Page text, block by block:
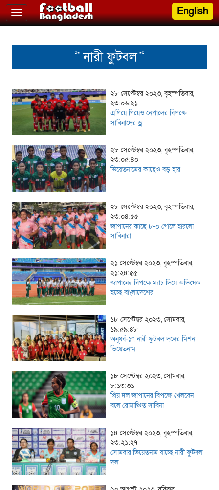
Toggle
navigation
English
>> নারী ফুটবল <<
২৮ সেপ্টেম্বর ২০২৩, বৃহস্পতিবার,
২৩:০৬:২১
এগিয়ে গিয়েও নেপালের বিপক্ষে
সাবিনাদের ড্র
২৮ সেপ্টেম্বর ২০২৩, বৃহস্পতিবার,
২৩:০৫:৪০
ভিয়েতনামের কাছেও বড় হার
২৮ সেপ্টেম্বর ২০২৩, বৃহস্পতিবার,
২৩:০৪:৫৫
জাপানের কাছে ৮-০ গোলে হারলো
সাবিনারা
২১ সেপ্টেম্বর ২০২৩, বৃহস্পতিবার,
২১:২৪:৫৫
জাপানের বিপক্ষে ম্যাচ দিয়ে অভিষেক
হচ্ছে বাংলাদেশের
১৮ সেপ্টেম্বর ২০২৩, সোমবার,
১৯:৫৯:৪৮
অনূর্ধ্ব-১৭ নারী ফুটবল দলের মিশন
ভিয়েতনাম
১৮ সেপ্টেম্বর ২০২৩, সোমবার,
৮:১৩:৩১
প্রিয় দল জাপানের বিপক্ষে খেলবেন
বলে রোমাঞ্চিত সাবিনা
১৪ সেপ্টেম্বর ২০২৩, বৃহস্পতিবার,
২৩:২১:২৭
সোমবার ভিয়েতনাম যাচ্ছে নারী ফুটবল
দল